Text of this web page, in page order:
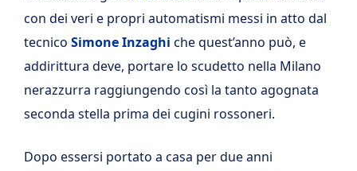
con dei veri e propri automatismi messi in atto dal
tecnico Simone Inzaghi che quest’anno può, e
addirittura deve, portare lo scudetto nella Milano
nerazzurra raggiungendo così la tanto agognata
seconda stella prima dei cugini rossoneri.
Dopo essersi portato a casa per due anni